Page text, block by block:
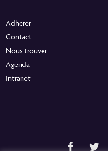
Adherer
Contact
Nous trouver
Agenda
Intranet